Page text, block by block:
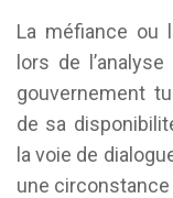
La méfiance ou
lors de
gouvernement
de sa
la voie de
une